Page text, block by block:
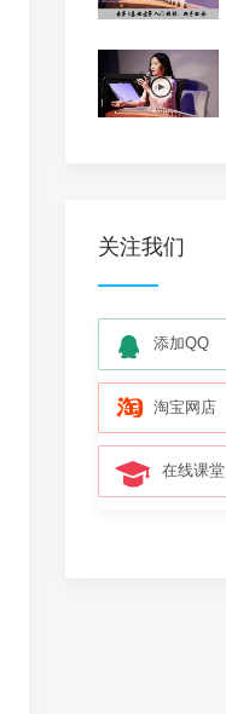
关注我们
添加QQ
淘宝网店
在线课堂